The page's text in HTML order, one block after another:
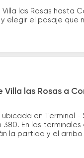
las Rosas
elegir el pasaje que
las Rosas a
ubicada en
380. En las
la partida y el